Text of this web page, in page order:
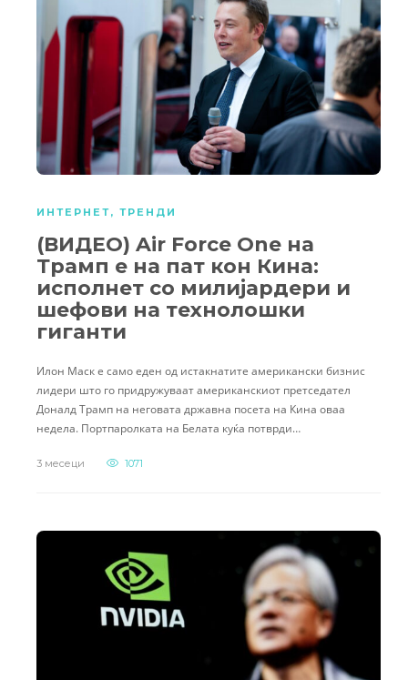
ИНТЕРНЕТ, ТРЕНДИ
(ВИДЕО) Air Force One на
Трамп е на пат кон Кина:
исполнет со милијардери и
шефови на технолошки
гиганти
Илон Маск е само еден од истакнатите американски бизнис
лидери што го придружуваат американскиот претседател
Доналд Трамп на неговата државна посета на Кина оваа
недела. Портпаролката на Белата куќа потврди…
3 месеци 1071